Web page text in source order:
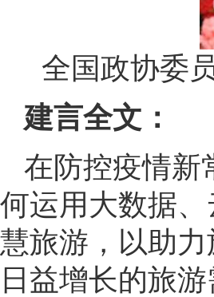
全国政协委
建言全文：
在防控疫情新
何运用大数据
慧旅游，以助
日益增长的旅